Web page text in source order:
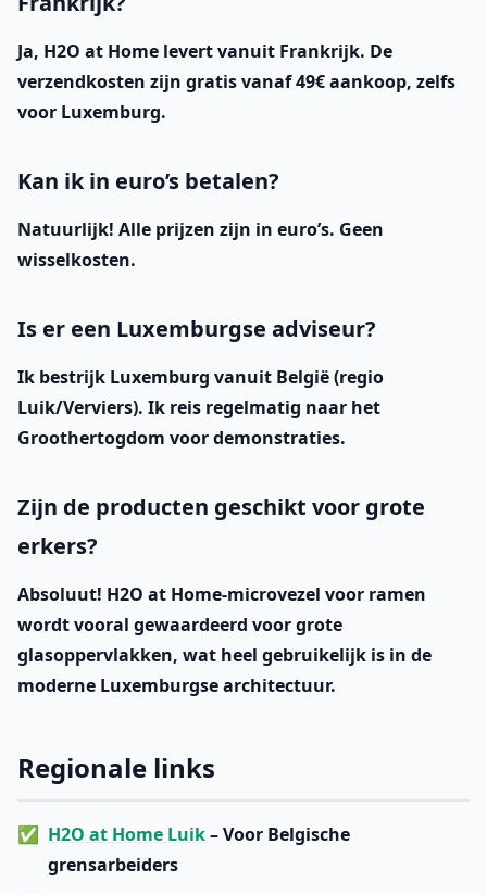
Ja, H2O at Home levert vanuit Frankrijk. De
verzendkosten zijn gratis vanaf 49€ aankoop, zelfs
voor Luxemburg.
Kan ik in euro’s betalen?
Natuurlijk! Alle prijzen zijn in euro’s. Geen
wisselkosten.
Is er een Luxemburgse adviseur?
Ik bestrijk Luxemburg vanuit België (regio
Luik/Verviers). Ik reis regelmatig naar het
Groothertogdom voor demonstraties.
Zijn de producten geschikt voor grote
erkers?
Absoluut! H2O at Home-microvezel voor ramen
wordt vooral gewaardeerd voor grote
glasoppervlakken, wat heel gebruikelijk is in de
moderne Luxemburgse architectuur.
Regionale links
H2O at Home Luik– Voor Belgische
grensarbeiders